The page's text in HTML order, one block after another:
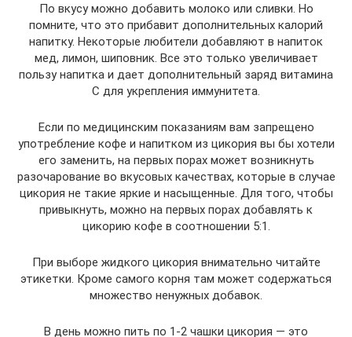
По вкусу можно добавить молоко или сливки. Но
помните, что это прибавит дополнительных калорий
напитку. Некоторые любители добавляют в напиток
мед, лимон, шиповник. Все это только увеличивает
пользу напитка и дает дополнительный заряд витамина
С для укрепления иммунитета.
Если по медицинским показаниям вам запрещено
употребление кофе и напитком из цикория вы бы хотели
его заменить, на первых порах может возникнуть
разочарование во вкусовых качествах, которые в случае
цикория не такие яркие и насыщенные. Для того, чтобы
привыкнуть, можно на первых порах добавлять к
цикорию кофе в соотношении 5:1.
При выборе жидкого цикория внимательно читайте
этикетки. Кроме самого корня там может содержаться
множество ненужных добавок.
В день можно пить по 1-2 чашки цикория — это